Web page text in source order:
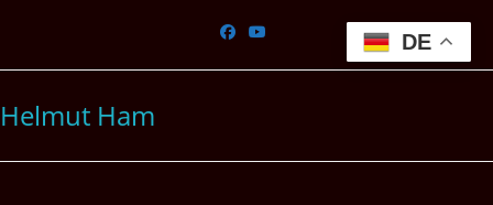
springen
Helmut Ham
DE